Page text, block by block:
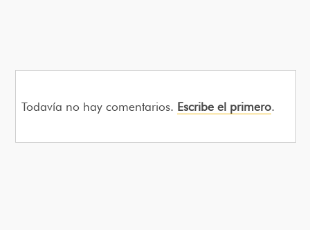
Todavía no hay comentarios. Escribe el primero.